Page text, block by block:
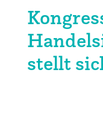
stellt
Weiterbildung
Marktmacher
KI + Robotics
EHI LAB
Mitglieder